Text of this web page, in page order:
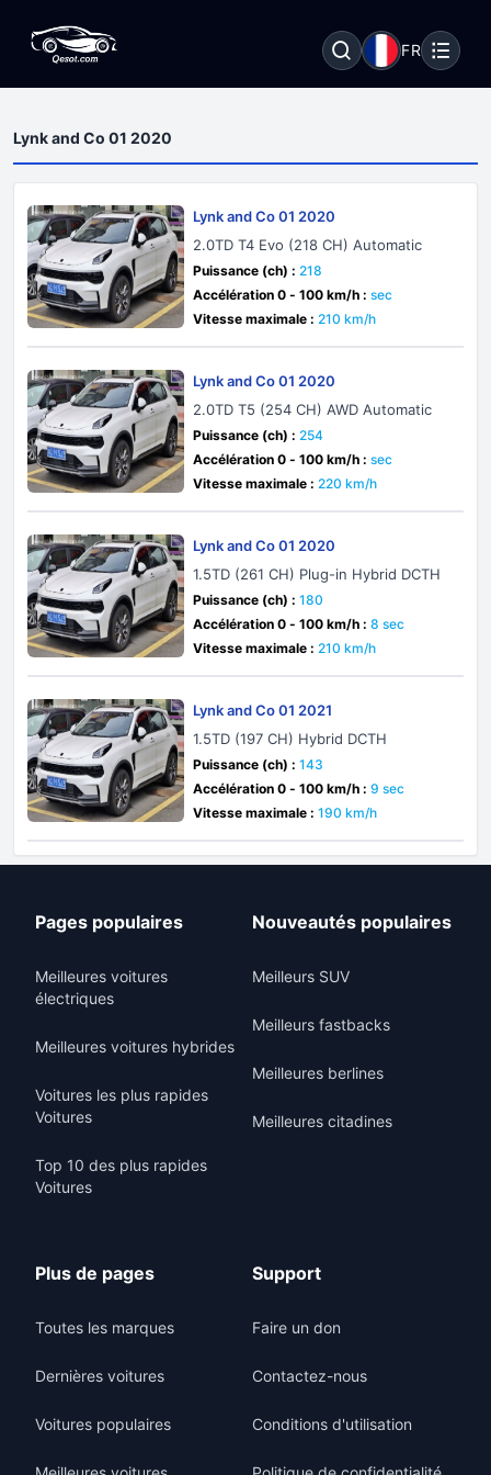
FR
Lynk and Co 01 2020
Lynk and Co 01 2020
2.0TD T4 Evo (218 CH) Automatic
Puissance (ch) : 218
Accélération 0 - 100 km/h : sec
Vitesse maximale : 210 km/h
Lynk and Co 01 2020
2.0TD T5 (254 CH) AWD Automatic
Puissance (ch) : 254
Accélération 0 - 100 km/h : sec
Vitesse maximale : 220 km/h
Lynk and Co 01 2020
1.5TD (261 CH) Plug-in Hybrid DCTH
Puissance (ch) : 180
Accélération 0 - 100 km/h : 8 sec
Vitesse maximale : 210 km/h
Lynk and Co 01 2021
1.5TD (197 CH) Hybrid DCTH
Puissance (ch) : 143
Accélération 0 - 100 km/h : 9 sec
Vitesse maximale : 190 km/h
Pages populaires
Meilleures voitures
électriques
Meilleures voitures hybrides
Voitures les plus rapides
Voitures
Top 10 des plus rapides
Voitures
Nouveautés populaires
Meilleurs SUV
Meilleurs fastbacks
Meilleures berlines
Meilleures citadines
Plus de pages
Toutes les marques
Dernières voitures
Voitures populaires
Support
Faire un don
Contactez-nous
Conditions d'utilisation